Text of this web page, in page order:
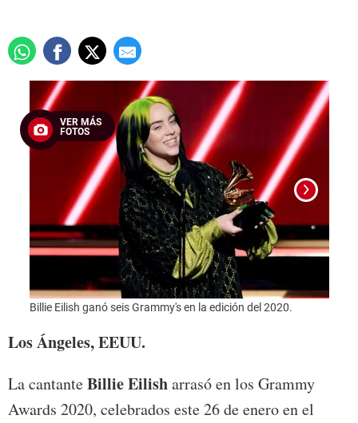
VER MÁS
FOTOS
Billie Eilish ganó seis Grammy's en la edición del 2020.
Los
Los Ángeles, EEUU.
La cantanteBillie Eilisharrasó en los Grammy
Awards 2020, celebrados este 26 de enero en el